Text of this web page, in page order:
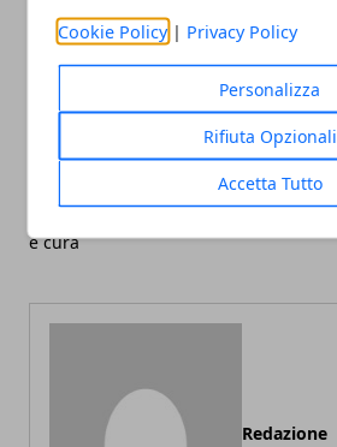
Cookie Policy | Privacy Policy
Personalizza
Rifiuta Opzionali
Accetta Tutto
e cura
Redazione